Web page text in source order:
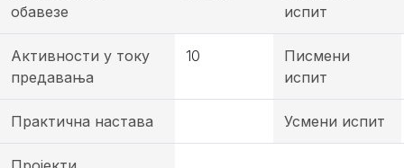
обавезе
испит
Активности у току
предавања
10
Писмени
испит
Практична настава Усмени испит